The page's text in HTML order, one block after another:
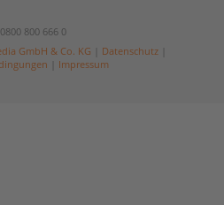
0800 800 666 0
GmbH & Co. KG Datenschutz|
Impressum